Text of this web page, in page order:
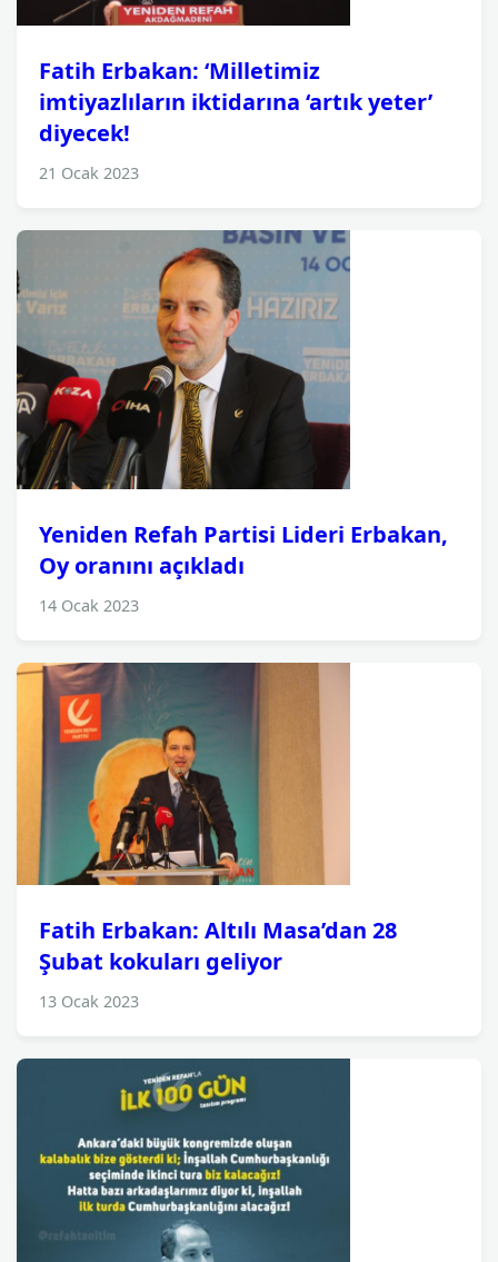
Fatih Erbakan: ‘Milletimiz
imtiyazlıların iktidarına ‘artık yeter’
diyecek!
21 Ocak 2023
Yeniden Refah Partisi Lideri Erbakan,
Oy oranını açıkladı
14 Ocak 2023
Fatih Erbakan: Altılı Masa’dan 28
Şubat kokuları geliyor
13 Ocak 2023